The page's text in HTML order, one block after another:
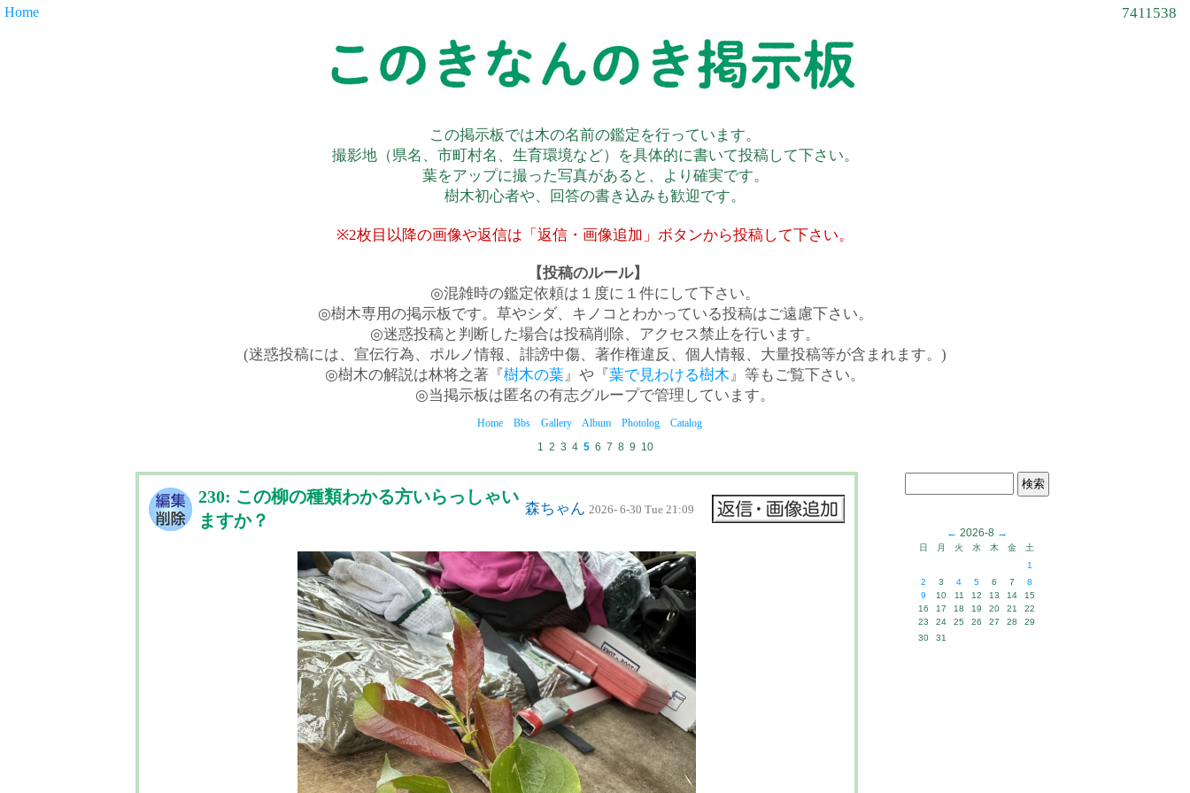
Home 7411538
この掲示板では木の名前の鑑定を行っています。
撮影地（県名、市町村名、生育環境など）を具体的に書いて投稿して下さい。
葉をアップに撮った写真があると、より確実です。
樹木初心者や、回答の書き込みも歓迎です。
※2枚目以降の画像や返信は「返信・画像追加」ボタンから投稿して下さい。
【投稿のルール】
◎混雑時の鑑定依頼は１度に１件にして下さい。
◎樹木専用の掲示板です。草やシダ、キノコとわかっている投稿はご遠慮下さい。
◎迷惑投稿と判断した場合は投稿削除、アクセス禁止を行います。
(迷惑投稿には、宣伝行為、ポルノ情報、誹謗中傷、著作権違反、個人情報、大量投稿等が含まれます。)
◎樹木の解説は林将之著『樹木の葉』や『葉で見わける樹木』等もご覧下さい。
◎当掲示板は匿名の有志グループで管理しています。
Home Bbs Gallery Album Photolog
Catalog
1 2 3 4 5 6 7 8 9 10
230: この柳の種類わかる方いらっしゃい
ますか？
森ちゃん 2026- 6-30 Tue 21:09
← 2026-8 →
日 月 火 水 木 金
土
1
2
3 4 5 6 7
8
9
10 11 12 13 14
15
16
17 18 19 20 21
22
23
24 25 26 27 28
29
30
31